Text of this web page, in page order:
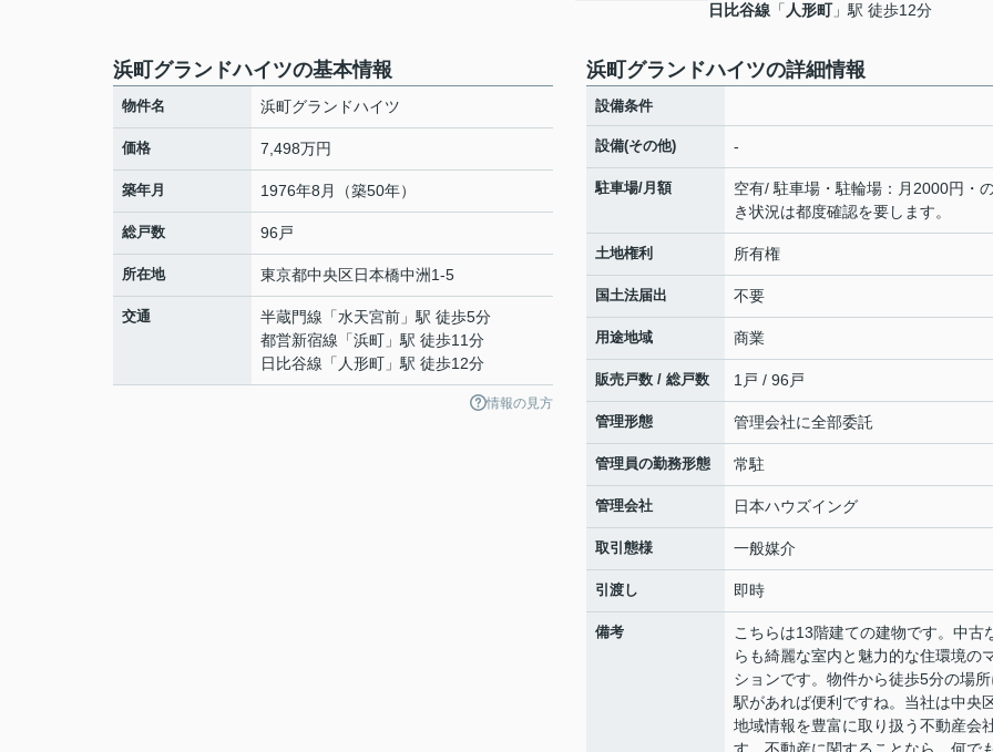
日比谷線 「 人形町」駅 徒歩12分
浜町グランドハイツの基本情報
物件名 浜町グランドハイツ
価格 7,498万円
築年月 1976年8月（築50年）
総戸数 96戸
所在地 東京都中央区日本橋中洲1-5
交通 半蔵門線 「水天宮前 」駅 徒歩5分
都営新宿線 「浜町 」駅 徒歩11分
日比谷線 「 人形町 」駅 徒歩12分
情報の見方
浜町グランドハイツの詳細情報
設備条件
設備(その他) -
駐車場/月額
空有/ 駐車場・駐輪場：月2000円・
き状況は都度確認を要します。
土地権利 所有権
国土法届出 不要
用途地域 商業
販売戸数 / 総戸数 1戸 / 96戸
管理形態 管理会社に全部委託
管理員の勤務形態 常駐
管理会社 日本ハウズイング
取引態様 一般媒介
引渡し 即時
備考
こちらは13階建ての建物です。中古
らも綺麗な室内と魅力的な住環境の
ションです。物件から徒歩5分の場
駅があれば便利ですね。当社は中央
地域情報を豊富に取り扱う不動産会